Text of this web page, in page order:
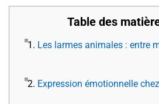
Table des
1. Les larmes animales : entre
2. Expression émotionnelle